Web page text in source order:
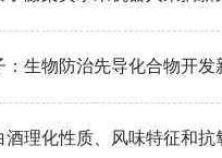
：生物防治先导化合物开发
酒理化性质、风味特征和抗